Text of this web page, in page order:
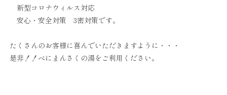
新型コロナウィルス対応
安心・安全対策 3密対策です。
たくさんのお客様に喜んでいただきますように・・・
是非！！べにまんさくの湯をご利用ください。